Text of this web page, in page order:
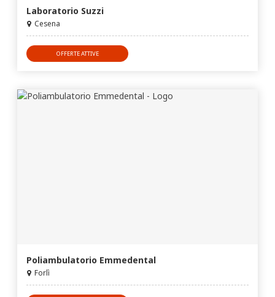
Laboratorio Suzzi
Cesena
OFFERTE ATTIVE
Poliambulatorio Emmedental
Forlì